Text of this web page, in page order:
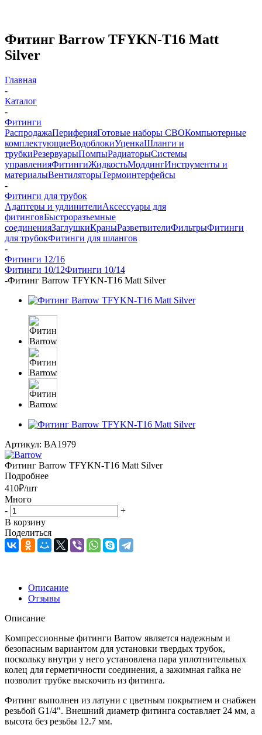
Фитинг Barrow TFYKN-T16 Matt
Silver
Главная
-
Каталог
-
Фитинги
РаспродажаПериферияГотовые наборы СВОКомпьютерные
комплектующиеВодоблокиУценкаШланги и
трубкиРезервуарыПомпыРадиаторыСистемы
управленияФитингиЖидкостьМоддингИнструменты и
материалыВентиляторыТермоинтерфейсы
-
Фитинги для трубок
Адаптеры и удлинителиАксессуары для
фитинговБыстроразъемные
соединенияЗаглушкиКраныРазветвителиФильтрыФитинги
для трубокФитинги для шлангов
-
Фитинги 12/16
Фитинги 10/12Фитинги 10/14
-Фитинг Barrow TFYKN-T16 Matt Silver
Артикул: BA1979
Фитинг Barrow TFYKN-T16 Matt Silver
Подробнее
410₽/шт
Много
-
+
В корзину
Поделиться
Описание
Отзывы
Описание
Компрессионные фитинги Barrow является надежным и
безопасным вариантом для установки твердых трубок,
поскольку внутри у него установлена пара уплотнительных
колец для герметичности соединения, а зажимная гайка не
позволит трубке выскочить из фитинга.
Фитинг выполнен из латуни с цветным покрытием и снабжен
резьбой G1/4". Внешний диаметр фитинга составляет 24 мм, а
высота без резьбы 12.7 мм.